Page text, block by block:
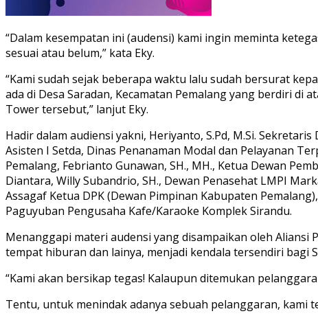
“Dalam kesempatan ini (audensi) kami ingin meminta
sesuai atau belum,” kata Eky.
“Kami sudah sejak beberapa waktu lalu sudah bersurat
ada di Desa Saradan, Kecamatan Pemalang yang berdiri di
Tower tersebut,” lanjut Eky.
Hadir dalam audiensi yakni, Heriyanto, S.Pd, M.Si.
Asisten I Setda, Dinas Penanaman Modal dan Pelayanan
Pemalang, Febrianto Gunawan, SH., MH., Ketua Dewan
Diantara, Willy Subandrio, SH., Dewan Penasehat LMPI
Assagaf Ketua DPK (Dewan Pimpinan Kabupaten
Paguyuban Pengusaha Kafe/Karaoke Komplek Sirandu.
Menanggapi materi audensi yang disampaikan oleh Aliansi
tempat hiburan dan lainya, menjadi kendala tersendiri bagi
“Kami akan bersikap tegas! Kalaupun ditemukan
Tentu, untuk menindak adanya sebuah pelanggaran, kami